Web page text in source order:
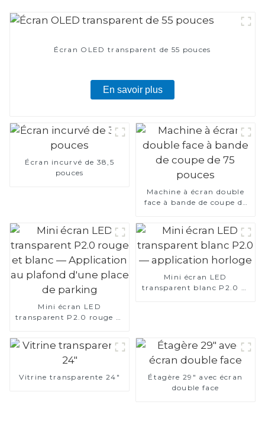
Écran OLED transparent de 55 pouces
En savoir plus
Écran incurvé de 38,5
pouces
Machine à écran double
face à bande de coupe de
Mini écran LED
transparent P2.0 rouge et
parking
Mini écran LED
transparent blanc P2.0 —
Vitrine transparente 24"
Étagère 29" avec écran
double face